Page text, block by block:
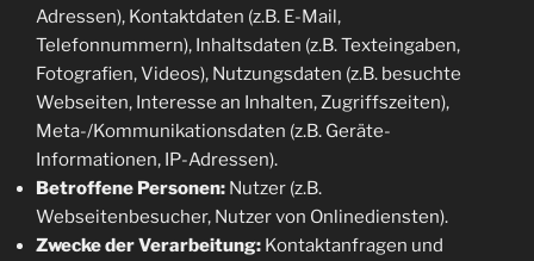
Adressen), Kontaktdaten (z.B. E-Mail,
Telefonnummern), Inhaltsdaten (z.B. Texteingaben,
Fotografien, Videos), Nutzungsdaten (z.B. besuchte
Webseiten, Interesse an Inhalten, Zugriffszeiten),
Meta-/Kommunikationsdaten (z.B. Geräte-
Informationen, IP-Adressen).
Betroffene Personen: Nutzer (z.B.
Webseitenbesucher, Nutzer von Onlinediensten).
Zwecke der Verarbeitung: Kontaktanfragen und